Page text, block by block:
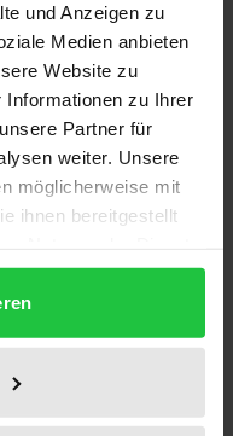
und Anzeigen zu
Medien anbieten
Website zu
Informationen zu Ihrer
Partner für
weiter. Unsere
möglicherweise mit
ihnen bereitgestellt
Mangels
der
aus
Drittstaat
Daten aus
zusätzlichen
werden
aufweist. Die
welche
des
entscheiden,